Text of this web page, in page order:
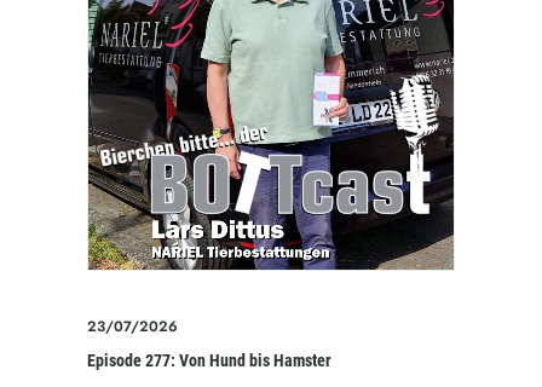
23/07/2026
Episode 277: Von Hund bis Hamster